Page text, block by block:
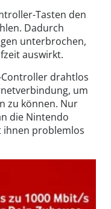
Tasten den
Dadurch
unterbrochen,
auswirkt.
Controller drahtlos
um
zu können. Nur
die Nintendo
ihnen problemlos